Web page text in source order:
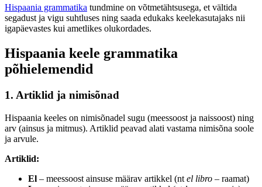
Hispaania grammatika tundmine on võtmetähtsusega, et vältida
segadust ja vigu suhtluses ning saada edukaks keelekasutajaks nii
igapäevastes kui ametlikes olukordades.
Hispaania keele grammatika
põhielemendid
1. Artiklid ja nimisõnad
Hispaania keeles on nimisõnadel sugu (meessoost ja naissoost) ning
arv (ainsus ja mitmus). Artiklid peavad alati vastama nimisõna soole
ja arvule.
Artiklid:
El – meessoost ainsuse määrav artikkel (nt el libro – raamat)